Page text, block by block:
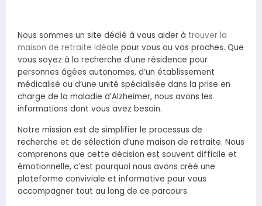
Nous sommes un site dédié à vous aider à trouver la
maison de retraite idéale pour vous ou vos proches. Que
vous soyez à la recherche d’une résidence pour
personnes âgées autonomes, d’un établissement
médicalisé ou d’une unité spécialisée dans la prise en
charge de la maladie d’Alzheimer, nous avons les
informations dont vous avez besoin.
Notre mission est de simplifier le processus de
recherche et de sélection d’une maison de retraite. Nous
comprenons que cette décision est souvent difficile et
émotionnelle, c’est pourquoi nous avons créé une
plateforme conviviale et informative pour vous
accompagner tout au long de ce parcours.